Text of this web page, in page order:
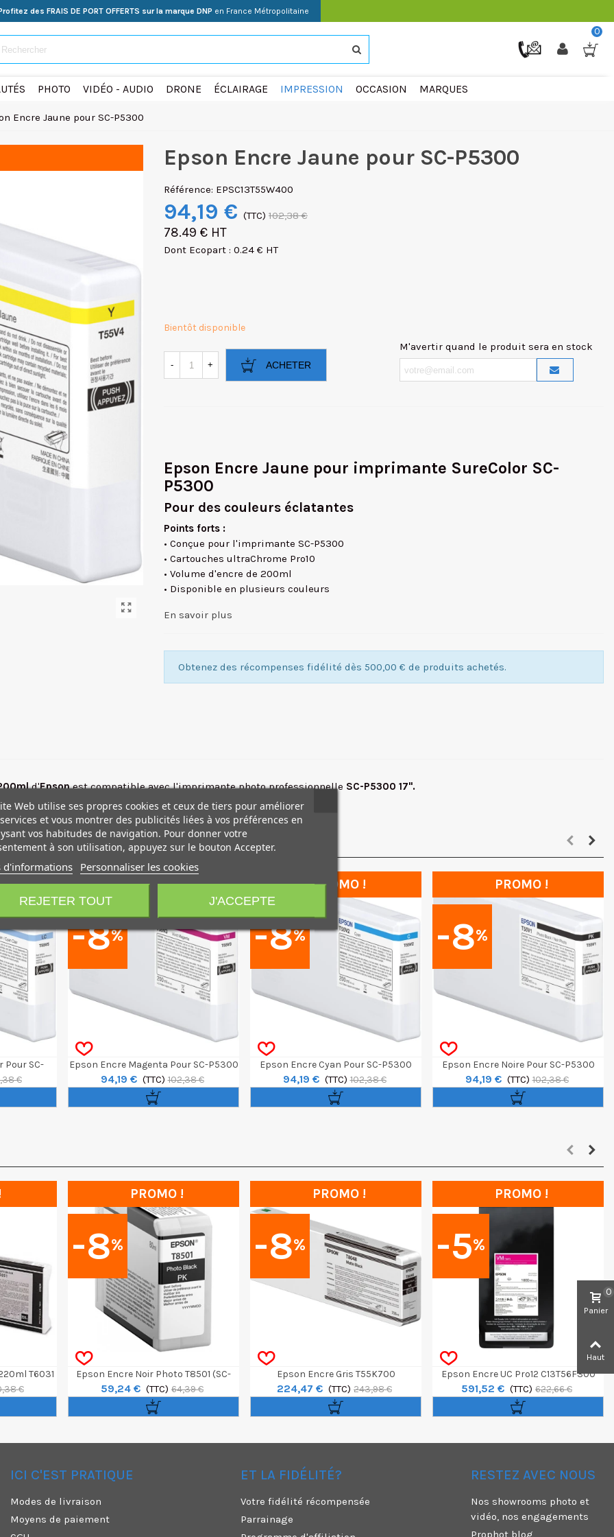
des FRAIS DE PORT OFFERTS sur la marque DNP en France Métropolitaine
0
PHOTO VIDÉO - AUDIO DRONE ÉCLAIRAGE IMPRESSION OCCASION MARQUES
Encre Jaune pour SC-P5300
Epson Encre Jaune pour SC-P5300
Référence: EPSC13T55W400
94,19 € (TTC) 102,38 €
78.49 € HT
Dont Ecopart : 0.24 € HT
Bientôt disponible
- + ACHETER
M'avertir quand le produit sera en stock
Epson Encre Jaune pour imprimante SureColor SC-
P5300
Pour des couleurs éclatantes
Points forts :
• Conçue pour l'imprimante SC-P5300
• Cartouches ultraChrome Pro10
• Volume d'encre de 200ml
• Disponible en plusieurs couleurs
En savoir plus
Obtenez des récompenses fidélité dès 500,00 € de produits achetés.
d'Epsonest compatible avec l'imprimante photo professionnelle SC-P5300 17".
Pour SC-
€
-8%
PROMO !
Epson Encre Magenta Pour SC-P5300
94,19 € (TTC) 102,38 €
-8%
PROMO !
Epson Encre Cyan Pour SC-P5300
94,19 € (TTC) 102,38 €
-8%
PROMO !
Epson Encre Noire Pour SC-P5300
94,19 € (TTC) 102,38 €
T6031
€
-8%
PROMO !
Epson Encre Noir Photo T8501 (SC-
P800)
59,24 € (TTC) 64,39 €
-8%
PROMO !
Epson Encre Gris T55K700
Ultrachrome HDX/HD 700ml
224,47 € (TTC) 243,98 €
-5%
PROMO !
Epson Encre UC Pro12 C13T56F300
1600ml Pour SC-P20500 - Vivid
Magenta
591,52 € (TTC) 622,66 €
ICI C'EST PRATIQUE
Modes de livraison
Moyens de paiement
ET LA FIDÉLITÉ?
Votre fidélité récompensée
Parrainage
RESTEZ AVEC NOUS
Nos showrooms photo et
vidéo, nos engagements
Prophot blog
Web utilise ses propres cookies et ceux de tiers pour améliorer
et vous montrer des publicités liées à vos préférences en
vos habitudes de navigation. Pour donner votre
à son utilisation, appuyez sur le bouton Accepter.
d'informations Personnaliser les cookies
REJETER TOUT J'ACCEPTE
Panier
0
Haut